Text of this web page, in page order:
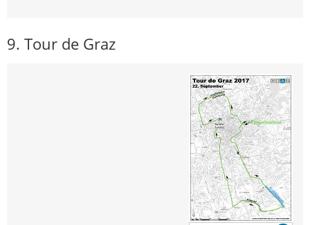
9. Tour de Graz